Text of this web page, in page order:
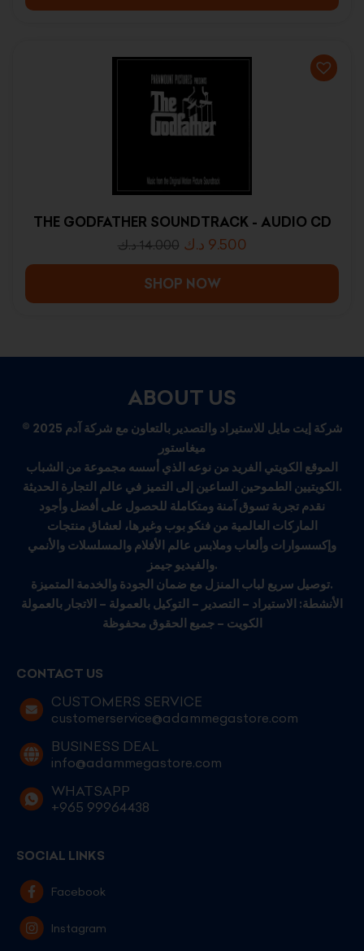
THE GODFATHER SOUNDTRACK - AUDIO CD
14.000 د.ك 9.500 د.ك
SHOP NOW
ABOUT US
© 2025 شركة إيت مايل للاستيراد والتصدير بالتعاون مع شركة آدم
ميغاستور
الموقع الكويتي الفريد من نوعه الذي أسسه مجموعة من الشباب
الكويتيين الطموحين الساعين إلى التميز في عالم التجارة الحديثة.
نقدم تجربة تسوق آمنة ومتكاملة للحصول على أفضل وأجود
الماركات العالمية من فنكو بوب وغيرها، لعشاق منتجات
وإكسسوارات وألعاب وملابس عالم الأفلام والمسلسلات والأنمي
والفيديو جيمز.
توصيل سريع لباب المنزل مع ضمان الجودة والخدمة المتميزة.
الأنشطة: الاستيراد – التصدير – التوكيل بالعمولة – الاتجار بالعمولة
الكويت – جميع الحقوق محفوظة
CONTACT US
CUSTOMERS SERVICE
customerservice@adammegastore.com
BUSINESS DEAL
info@adammegastore.com
WHATSAPP
+965 99964438
SOCIAL LINKS
Facebook
Instagram